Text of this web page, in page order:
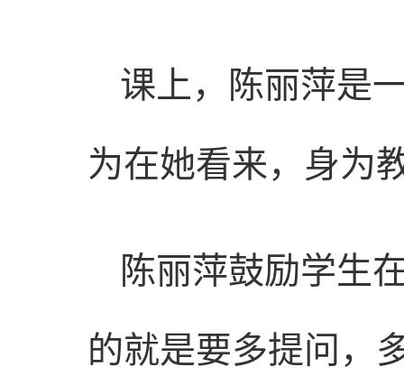
课上，陈丽萍是
为在她看来，身为
陈丽萍鼓励学生
的就是要多提问，